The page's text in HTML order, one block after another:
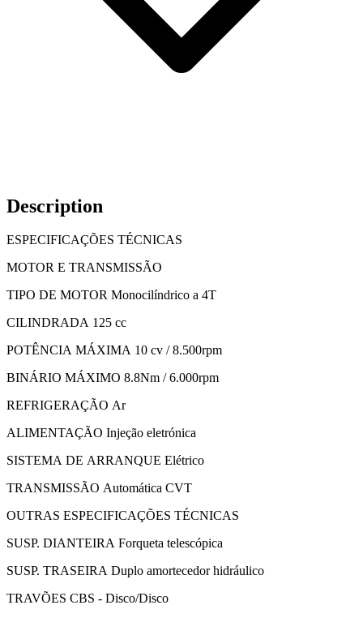
Description
ESPECIFICAÇÕES TÉCNICAS
MOTOR E TRANSMISSÃO
TIPO DE MOTOR Monocilíndrico a 4T
CILINDRADA 125 cc
POTÊNCIA MÁXIMA 10 cv / 8.500rpm
BINÁRIO MÁXIMO 8.8Nm / 6.000rpm
REFRIGERAÇÃO Ar
ALIMENTAÇÃO Injeção eletrónica
SISTEMA DE ARRANQUE Elétrico
TRANSMISSÃO Automática CVT
OUTRAS ESPECIFICAÇÕES TÉCNICAS
SUSP. DIANTEIRA Forqueta telescópica
SUSP. TRASEIRA Duplo amortecedor hidráulico
TRAVÕES CBS - Disco/Disco